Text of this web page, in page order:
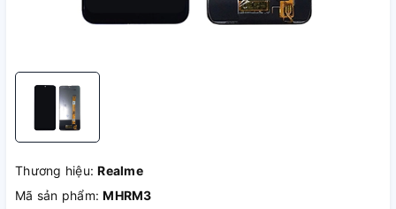
Thương hiệu:Realme
Mã sản phẩm:MHRM3